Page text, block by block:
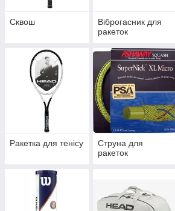
Сквош
Віброгасник для
ракеток
Ракетка для тенісу
Струна для
ракеток